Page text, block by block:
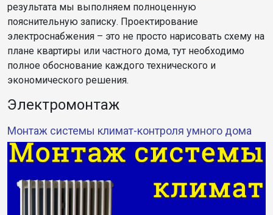
результата мы выполняем полноценную
пояснительную записку. Проектирование
электроснабжения – это не просто нарисовать схему на
плане квартиры или частного дома, тут необходимо
полное обоснование каждого технического и
экономического решения.
Электромонтаж
Монтаж системы климат-контроля умного дома